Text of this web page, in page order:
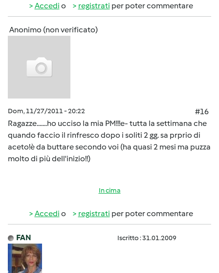
Accedi o registrati per poter commentare
Anonimo (non verificato)
Dom, 11/27/2011 - 20:22
#16
Ragazze.......ho ucciso la mia PM!!!e- tutta la settimana che
quando faccio il rinfresco dopo i soliti 2 gg. sa prprio di
aceto!è da buttare secondo voi (ha quasi 2 mesi ma puzza
molto di più dell'inizio!!)
In cima
Accedi o registrati per poter commentare
FAN Iscritto : 31.01.2009